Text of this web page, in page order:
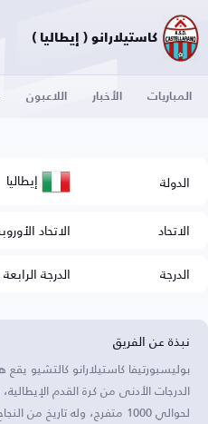
كاستيلارانو ( إيطاليا )
المباريات الأخبار اللاعبون
الدولة إيطاليا
الاتحاد
الاتحاد
الدرجة
الدرجة الرابعة
نبذة عن الفريق
بوليسبورتيفا كاستيلارانو كالتشيو
الدرجات الأدنى من كرة القدم
لحوالي 1000 متفرج، وله تاريخ من النجاح المحلي في المسابقات الإقليمية.